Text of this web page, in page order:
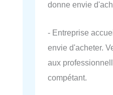
donne envie
- Entreprise
envie d'acheter.
aux
compétant.